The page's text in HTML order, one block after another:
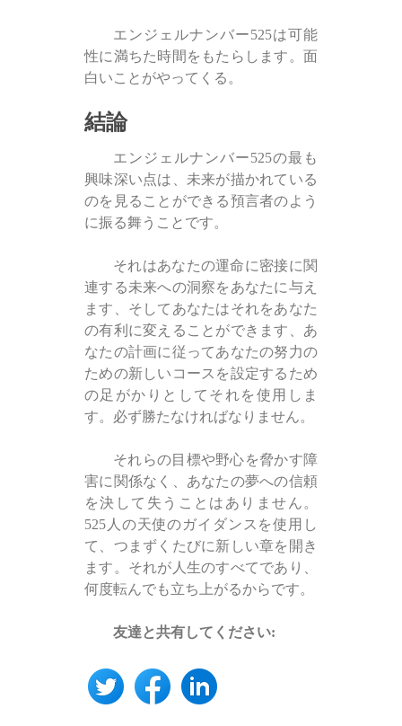
エンジェルナンバー525は可能
性に満ちた時間をもたらします。面
白いことがやってくる。
結論
エンジェルナンバー525の最も
興味深い点は、未来が描かれている
のを見ることができる預言者のよう
に振る舞うことです。
それはあなたの運命に密接に関
連する未来への洞察をあなたに与え
ます、そしてあなたはそれをあなた
の有利に変えることができます、あ
なたの計画に従ってあなたの努力の
ための新しいコースを設定するため
の足がかりとしてそれを使用しま
す。必ず勝たなければなりません。
それらの目標や野心を脅かす障
害に関係なく、あなたの夢への信頼
を決して失うことはありません。
525人の天使のガイダンスを使用し
て、つまずくたびに新しい章を開き
ます。それが人生のすべてであり、
何度転んでも立ち上がるからです。
友達と共有してください: